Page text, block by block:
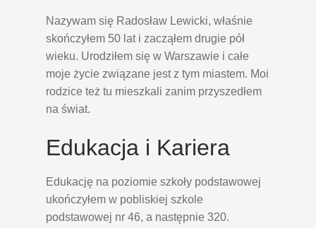
Nazywam się Radosław Lewicki, właśnie
skończyłem 50 lat i zacząłem drugie pół
wieku. Urodziłem się w Warszawie i całe
moje życie związane jest z tym miastem. Moi
rodzice też tu mieszkali zanim przyszedłem
na świat.
Edukacja i Kariera
Edukację na poziomie szkoły podstawowej
ukończyłem w pobliskiej szkole
podstawowej nr 46, a następnie 320.